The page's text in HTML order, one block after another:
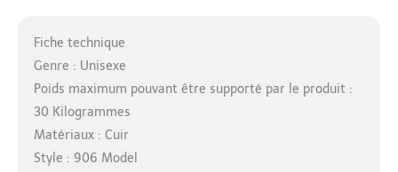
Fiche technique
Genre : Unisexe
Poids maximum pouvant être supporté par le produit :
30 Kilogrammes
Matériaux : Cuir
Style : 906 Model